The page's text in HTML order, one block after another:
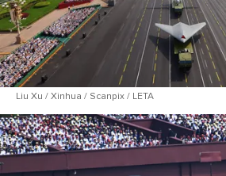
Liu Xu / Xinhua / Scanpix / LETA